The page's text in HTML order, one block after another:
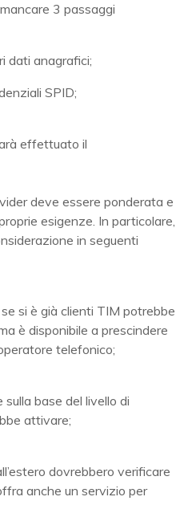
3 passaggi
dati anagrafici;
SPID;
effettuato il
deve essere ponderata e
esigenze. In particolare,
in seguenti
si è già clienti TIM potrebbe
è disponibile a prescindere
telefonico;
base del livello di
attivare;
dovrebbero verificare
anche un servizio per